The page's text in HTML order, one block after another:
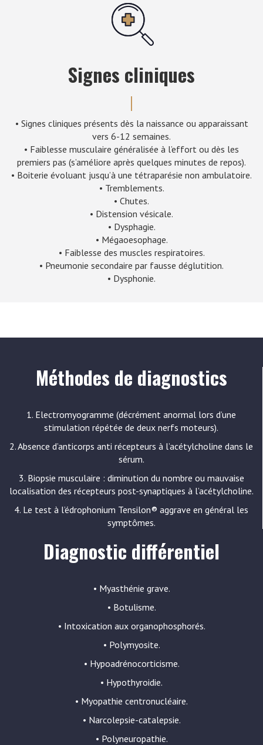
Signes cliniques
• Signes cliniques présents dès la naissance ou apparaissant
vers 6-12 semaines.
• Faiblesse musculaire généralisée à l’effort ou dès les
premiers pas (s’améliore après quelques minutes de repos).
• Boiterie évoluant jusqu’à une tétraparésie non ambulatoire.
• Tremblements.
• Chutes.
• Distension vésicale.
• Dysphagie.
• Mégaoesophage.
• Faiblesse des muscles respiratoires.
• Pneumonie secondaire par fausse déglutition.
• Dysphonie.
Méthodes de diagnostics
1. Electromyogramme (décrément anormal lors d’une
stimulation répétée de deux nerfs moteurs).
2. Absence d’anticorps anti récepteurs à l’acétylcholine dans le
sérum.
3. Biopsie musculaire : diminution du nombre ou mauvaise
localisation des récepteurs post-synaptiques à l’acétylcholine.
4. Le test à l’édrophonium Tensilon® aggrave en général les
symptômes.
Diagnostic différentiel
• Myasthénie grave.
• Botulisme.
• Intoxication aux organophosphorés.
• Polymyosite.
• Hypoadrénocorticisme.
• Hypothyroidie.
• Myopathie centronucléaire.
• Narcolepsie-catalepsie.
• Polyneuropathie.